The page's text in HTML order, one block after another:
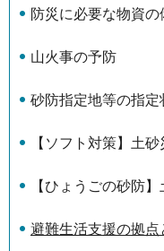
防災に必要な物資
山火事の予防
砂防指定地等の指定
【ソフト対策】土
【ひょうごの砂防
避難生活支援の拠